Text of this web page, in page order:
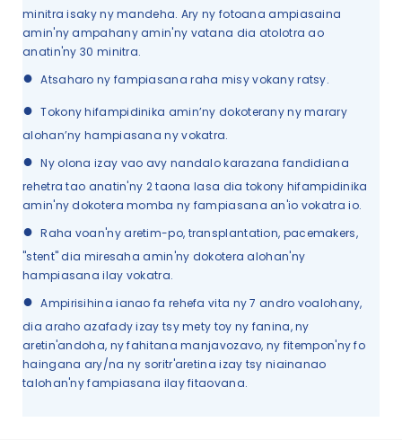
minitra isaky ny mandeha. Ary ny fotoana ampiasaina
amin'ny ampahany amin'ny vatana dia atolotra ao
anatin'ny 30 minitra.
● Atsaharo ny fampiasana raha misy vokany ratsy.
● Tokony hifampidinika amin’ny dokoterany ny marary
alohan’ny hampiasana ny vokatra.
● Ny olona izay vao avy nandalo karazana fandidiana
rehetra tao anatin'ny 2 taona lasa dia tokony hifampidinika
amin'ny dokotera momba ny fampiasana an'io vokatra io.
● Raha voan'ny aretim-po, transplantation, pacemakers,
"stent" dia miresaha amin'ny dokotera alohan'ny
hampiasana ilay vokatra.
● Ampirisihina ianao fa rehefa vita ny 7 andro voalohany,
dia araho azafady izay tsy mety toy ny fanina, ny
aretin'andoha, ny fahitana manjavozavo, ny fitempon'ny fo
haingana ary/na ny soritr'aretina izay tsy niainanao
talohan'ny fampiasana ilay fitaovana.